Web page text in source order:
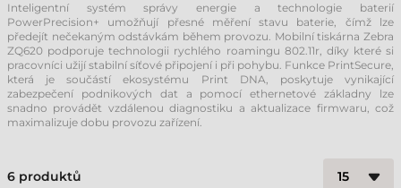
Inteligentní systém správy energie a technologie baterií
PowerPrecision+ umožňují přesné měření stavu baterie, čímž lze
předejít nečekaným odstávkám během provozu. Mobilní tiskárna Zebra
ZQ620 podporuje technologii rychlého roamingu 802.11r, díky které si
pracovníci užijí stabilní síťové připojení i při pohybu. Funkce PrintSecure,
která je součástí ekosystému Print DNA, poskytuje vynikající
zabezpečení podnikových dat a pomocí ethernetové základny lze
snadno provádět vzdálenou diagnostiku a aktualizace firmwaru, což
maximalizuje dobu provozu zařízení.
6 produktů